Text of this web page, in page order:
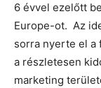
6 évvel ezelőtt
Europe-ot. Az
sorra nyerte el a
a részletesen
marketing